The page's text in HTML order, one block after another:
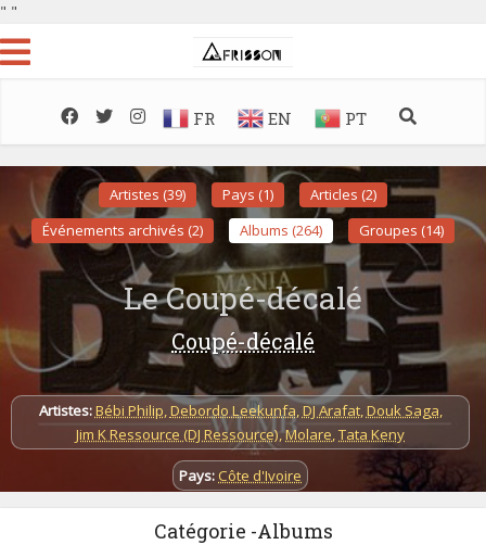
" "
FR EN PT
Artistes (39) Pays (1)
Articles (2)
Événements archivés (2)
Albums (264) Groupes (14)
Le Coupé-décalé
Coupé-décalé
Artistes:Bébi Philip,Debordo Leekunfa,DJ Arafat,Douk Saga,
Jim K Ressource (DJ Ressource),Molare,Tata Keny
Pays: Côte d'Ivoire
Catégorie -Albums